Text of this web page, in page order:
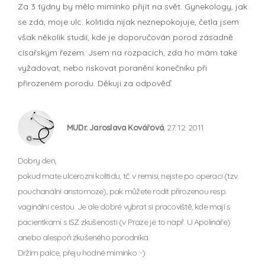
Za 3 týdny by mělo miminko přijít na svět. Gynekology, jak
se zdá, moje ulc. kolitida nijak neznepokojuje, četla jsem
však několik studií, kde je doporučován porod zásadně
císařským řezem. Jsem na rozpacích, zda ho mám také
vyžadovat, nebo riskovat poranění konečníku při
přirozeném porodu. Děkuji za odpověď.
MUDr. Jaroslava Kovářová, 27. 12. 2011
Dobry den,
pokud mate ulcerozni kolitidu, tč. v remisi, nejste po operaci (tzv.
pouchanální anstomoze), pak můžete rodit přirozenou resp.
vaginální cestou. Je ale dobré vybrat si pracoviště, kde mají s
pacientkami s ISZ zkušenosti (v Praze je to např. U Apolináře)
anebo alespoň zkušeného porodníka.
Držím palce, přeju hodné miminko :-)